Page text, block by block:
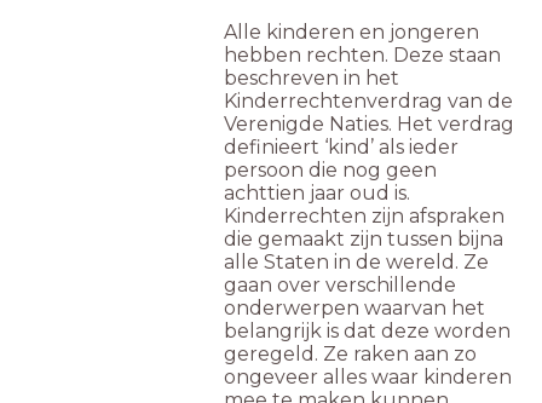
Alle kinderen en jongeren
hebben rechten. Deze staan
beschreven in het
Kinderrechtenverdrag van de
Verenigde Naties. Het verdrag
definieert ‘kind’ als ieder
persoon die nog geen
achttien jaar oud is.
Kinderrechten zijn afspraken
die gemaakt zijn tussen bijna
alle Staten in de wereld. Ze
gaan over verschillende
onderwerpen waarvan het
belangrijk is dat deze worden
geregeld. Ze raken aan zo
ongeveer alles waar kinderen